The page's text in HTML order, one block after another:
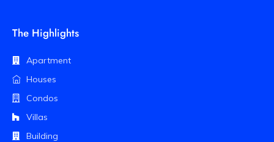
The Highlights
Apartment
Houses
Condos
Villas
Building